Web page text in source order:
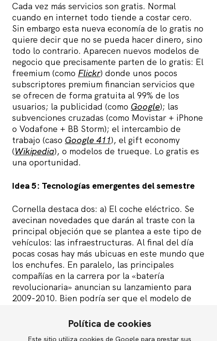
Cada vez más servicios son gratis. Normal
cuando en internet todo tiende a costar cero.
Sin embargo esta nueva economía de lo gratis no
quiere decir que no se pueda hacer dinero, sino
todo lo contrario. Aparecen nuevos modelos de
negocio que precisamente parten de lo gratis: El
freemium (como Flickr) donde unos pocos
subscriptores premium financian servicios que
se ofrecen de forma gratuita al 99% de los
usuarios; la publicidad (como Google); las
subvenciones cruzadas (como Movistar + iPhone
o Vodafone + BB Storm); el intercambio de
trabajo (caso Google 411), el gift economy
(Wikipedia), o modelos de trueque. Lo gratis es
una oportunidad.
Idea 5: Tecnologías emergentes del semestre
Cornella destaca dos: a) El coche eléctrico. Se
avecinan novedades que darán al traste con la
principal objeción que se plantea a este tipo de
vehículos: las infraestructuras. Al final del día
pocas cosas hay más ubicuas en este mundo que
los enchufes. En paralelo, las principales
compañías en la carrera por la «batería
revolucionaria» anuncian su lanzamiento para
2009-2010. Bien podría ser que el modelo de
servicio de mantenimiento de baterías. b) El
Política de cookies
Este sitio utiliza cookies de Google para prestar sus